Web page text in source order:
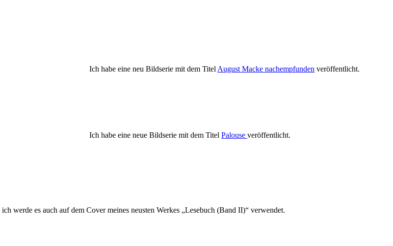
Ich habe eine neu Bildserie mit dem Titel August Macke nachempfunden veröffentlicht.
Ich habe eine neue Bildserie mit dem TitelPalouseveröffentlicht.
werde es auch auf dem Cover meines neusten Werkes „Lesebuch (Band II)“ verwendet.